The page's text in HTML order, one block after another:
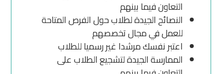
التعاون فيما بينهم
النصائح الجيدة لطلاب حول الفرص المتاحة
للعمل في مجال تخصصهم
اعتبر نفسك مرشدا غير رسميا للطلاب
الممارسة الجيدة لتشجيع الطلاب على